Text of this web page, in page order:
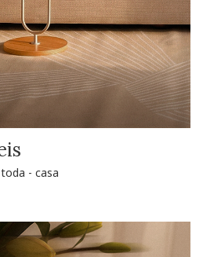
- casa